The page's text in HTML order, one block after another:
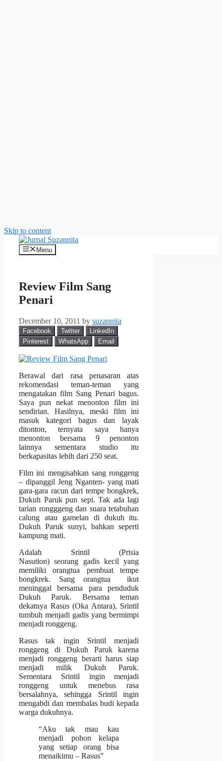
Skip to content
Menu
Review Film Sang
Penari
December 10, 2011 by suzannita
Facebook Twitter
LinkedIn
Pinterest
WhatsApp Email
Berawal dari rasa penasaran atas
rekomendasi teman-teman yang
mengatakan film Sang Penari bagus.
Saya pun nekat menonton film ini
sendirian. Hasilnya, meski film ini
masuk kategori bagus dan layak
ditonton, ternyata saya hanya
menonton bersama 9 penonton
lainnya sementara studio itu
berkapasitas lebih dari 250 seat.
Film ini mengisahkan sang ronggeng
– dipanggil Jeng Nganten- yang mati
gara-gara racun dari tempe bongkrek,
Dukuh Paruk pun sepi. Tak ada lagi
tarian rongggeng dan suara tetabuhan
calung atau gamelan di dukuh itu.
Dukuh Paruk sunyi, bahkan seperti
kampung mati.
Adalah Srintil (Prisia
Nasution) seorang gadis kecil yang
memiliki orangtua pembuat tempe
bongkrek. Sang orangtua ikut
meninggal bersama para penduduk
Dukuh Paruk. Bersama teman
dekatnya Rasus (Oka Antara), Srintil
tumbuh menjadi gadis yang bermimpi
menjadi ronggeng.
Rasus tak ingin Srintil menjadi
ronggeng di Dukuh Paruk karena
menjadi ronggeng berarti harus siap
menjadi milik Dukuh Paruk.
Sementara Srintil ingin menjadi
ronggeng untuk menebus rasa
bersalahnya, sehingga Srintil ingin
mengabdi dan membalas budi kepada
warga dukuhnya.
“Aku tak mau kau
menjadi pohon kelapa
yang setiap orang bisa
menaikimu – Rasus”